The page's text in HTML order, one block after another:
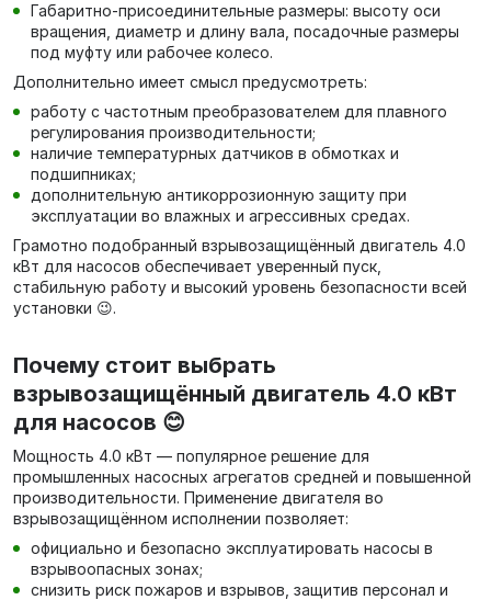
Габаритно‑присоединительные размеры: высоту оси
вращения, диаметр и длину вала, посадочные размеры
под муфту или рабочее колесо.
Дополнительно имеет смысл предусмотреть:
работу с частотным преобразователем для плавного
регулирования производительности;
наличие температурных датчиков в обмотках и
подшипниках;
дополнительную антикоррозионную защиту при
эксплуатации во влажных и агрессивных средах.
Грамотно подобранный взрывозащищённый двигатель 4.0
кВт для насосов обеспечивает уверенный пуск,
стабильную работу и высокий уровень безопасности всей
установки 😉.
Почему стоит выбрать
взрывозащищённый двигатель 4.0 кВт
для насосов 😊
Мощность 4.0 кВт — популярное решение для
промышленных насосных агрегатов средней и повышенной
производительности. Применение двигателя во
взрывозащищённом исполнении позволяет:
официально и безопасно эксплуатировать насосы в
взрывоопасных зонах;
снизить риск пожаров и взрывов, защитив персонал и